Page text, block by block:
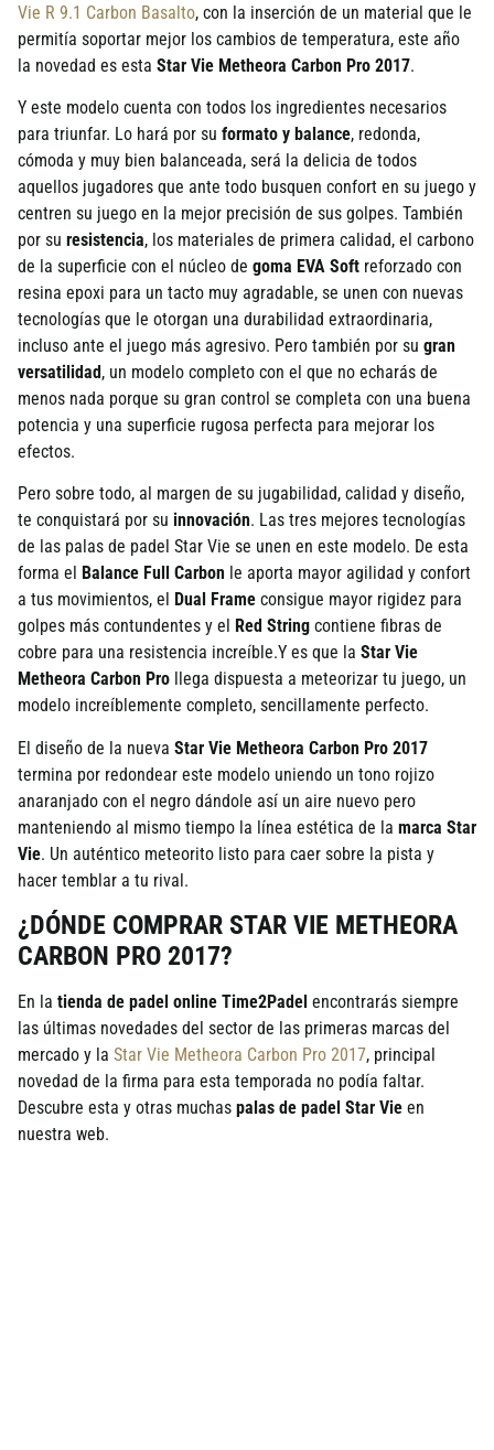
Vie R 9.1 Carbon Basalto, con la inserción de un material que le
permitía soportar mejor los cambios de temperatura, este año
la novedad es esta Star Vie Metheora Carbon Pro 2017.
Y este modelo cuenta con todos los ingredientes necesarios
para triunfar. Lo hará por su formato y balance, redonda,
cómoda y muy bien balanceada, será la delicia de todos
aquellos jugadores que ante todo busquen confort en su juego y
centren su juego en la mejor precisión de sus golpes. También
por su resistencia, los materiales de primera calidad, el carbono
de la superficie con el núcleo de goma EVA Soft reforzado con
resina epoxi para un tacto muy agradable, se unen con nuevas
tecnologías que le otorgan una durabilidad extraordinaria,
incluso ante el juego más agresivo. Pero también por su gran
versatilidad, un modelo completo con el que no echarás de
menos nada porque su gran control se completa con una buena
potencia y una superficie rugosa perfecta para mejorar los
efectos.
Pero sobre todo, al margen de su jugabilidad, calidad y diseño,
te conquistará por su innovación. Las tres mejores tecnologías
de las palas de padel Star Vie se unen en este modelo. De esta
forma el
Balance Full Carbon le aporta mayor agilidad y confort
a tus movimientos, el
Dual Frame consigue mayor rigidez para
golpes más contundentes y el
Red String contiene fibras de
cobre para una resistencia increíble.Y es que la Star Vie
Metheora Carbon Pro llega dispuesta a meteorizar tu juego, un
modelo increíblemente completo, sencillamente perfecto.
El diseño de la nueva Star Vie Metheora Carbon Pro 2017
termina por redondear este modelo uniendo un tono rojizo
anaranjado con el negro dándole así un aire nuevo pero
manteniendo al mismo tiempo la línea estética de la marca Star
Vie. Un auténtico meteorito listo para caer sobre la pista y
hacer temblar a tu rival.
¿DÓNDE COMPRAR STAR VIE METHEORA
CARBON PRO 2017?
En la tienda de padel online Time2Padel encontrarás siempre
las últimas novedades del sector de las primeras marcas del
mercado y la Star Vie Metheora Carbon Pro 2017, principal
novedad de la firma para esta temporada no podía faltar.
Descubre esta y otras muchas palas de padel Star Vie en
nuestra web.